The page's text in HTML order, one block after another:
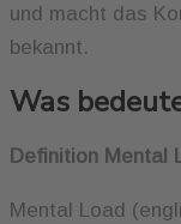
und macht das
bekannt.
Was
Definition Mental
Mental Load